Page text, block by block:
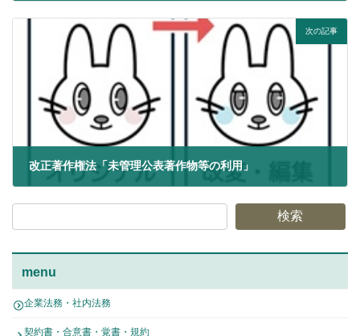
次の記事
改正著作権法「未管理公表著作物等の利用」
検索
menu
企業法務・社内法務
契約書・合意書・覚書・規約